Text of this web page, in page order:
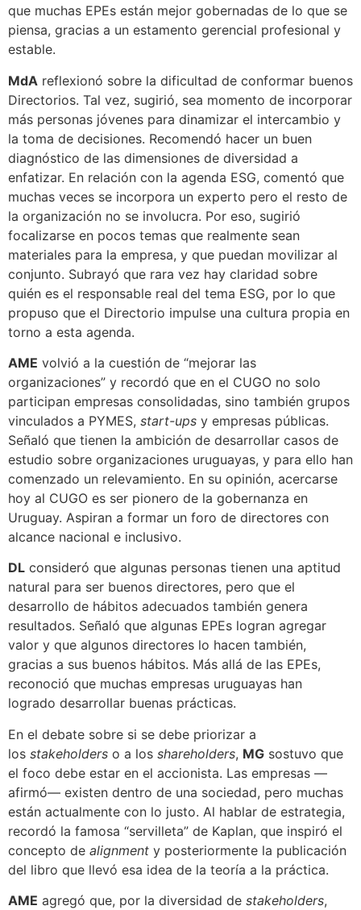
que muchas EPEs están mejor gobernadas de lo que se
piensa, gracias a un estamento gerencial profesional y
estable.
MdA reflexionó sobre la dificultad de conformar buenos
Directorios. Tal vez, sugirió, sea momento de incorporar
más personas jóvenes para dinamizar el intercambio y
la toma de decisiones. Recomendó hacer un buen
diagnóstico de las dimensiones de diversidad a
enfatizar. En relación con la agenda ESG, comentó que
muchas veces se incorpora un experto pero el resto de
la organización no se involucra. Por eso, sugirió
focalizarse en pocos temas que realmente sean
materiales para la empresa, y que puedan movilizar al
conjunto. Subrayó que rara vez hay claridad sobre
quién es el responsable real del tema ESG, por lo que
propuso que el Directorio impulse una cultura propia en
torno a esta agenda.
AME volvió a la cuestión de “mejorar las
organizaciones” y recordó que en el CUGO no solo
participan empresas consolidadas, sino también grupos
vinculados a PYMES, start-ups y empresas públicas.
Señaló que tienen la ambición de desarrollar casos de
estudio sobre organizaciones uruguayas, y para ello han
comenzado un relevamiento. En su opinión, acercarse
hoy al CUGO es ser pionero de la gobernanza en
Uruguay. Aspiran a formar un foro de directores con
alcance nacional e inclusivo.
DL consideró que algunas personas tienen una aptitud
natural para ser buenos directores, pero que el
desarrollo de hábitos adecuados también genera
resultados. Señaló que algunas EPEs logran agregar
valor y que algunos directores lo hacen también,
gracias a sus buenos hábitos. Más allá de las EPEs,
reconoció que muchas empresas uruguayas han
logrado desarrollar buenas prácticas.
En el debate sobre si se debe priorizar a
los stakeholders o a los shareholders, MG sostuvo que
el foco debe estar en el accionista. Las empresas —
afirmó— existen dentro de una sociedad, pero muchas
están actualmente con lo justo. Al hablar de estrategia,
recordó la famosa “servilleta” de Kaplan, que inspiró el
concepto de alignment y posteriormente la publicación
del libro que llevó esa idea de la teoría a la práctica.
AME agregó que, por la diversidad de stakeholders,